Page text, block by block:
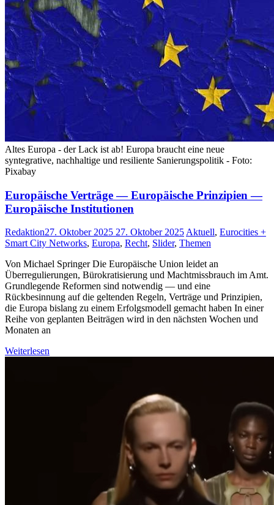
Altes Europa - der Lack ist ab! Europa braucht eine neue
syntegrative, nachhaltige und resiliente Sanierungspolitik - Foto:
Pixabay
Europäische Verträge — Europäische Prinzipien —
Europäische Institutionen
Redaktion27. Oktober 2025 27. Oktober 2025 Aktuell, Eurocities +
Smart City Networks, Europa, Recht, Slider, Themen
Von Michael Springer Die Europäische Union leidet an
Überregulierungen, Bürokratisierung und Machtmissbrauch im Amt.
Grundlegende Reformen sind notwendig — und eine
Rückbesinnung auf die geltenden Regeln, Verträge und Prinzipien,
die Europa bislang zu einem Erfolgsmodell gemacht haben In einer
Reihe von geplanten Beiträgen wird in den nächsten Wochen und
Monaten an
Weiterlesen